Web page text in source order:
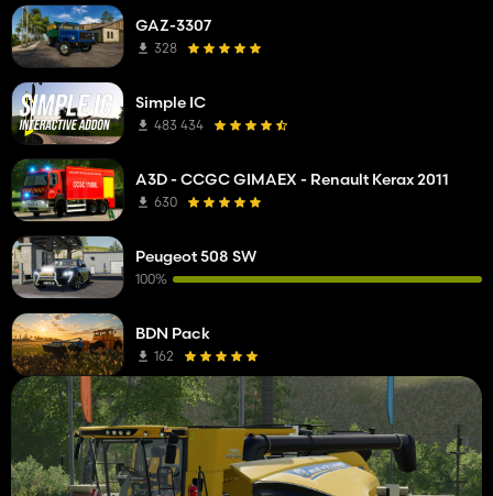
GAZ-3307
328
Simple IC
483 434
A3D - CCGC GIMAEX - Renault Kerax 2011
630
Peugeot 508 SW
100%
BDN Pack
162